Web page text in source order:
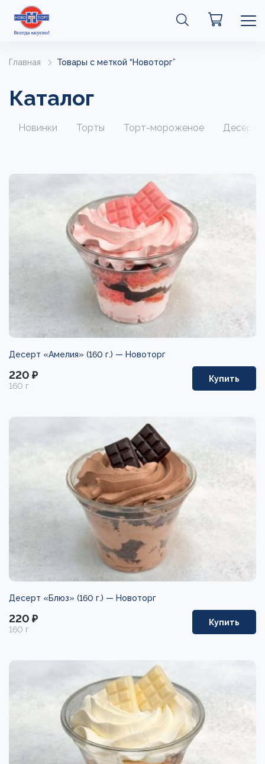
Главная Товары с меткой “Новоторг”
Каталог
Новинки Торты Торт-мороженое Десерты
Десерт «Амелия» (160 г.) — Новоторг
220 ₽
160 г
Купить
Десерт «Блюз» (160 г.) — Новоторг
220 ₽
160 г
Купить